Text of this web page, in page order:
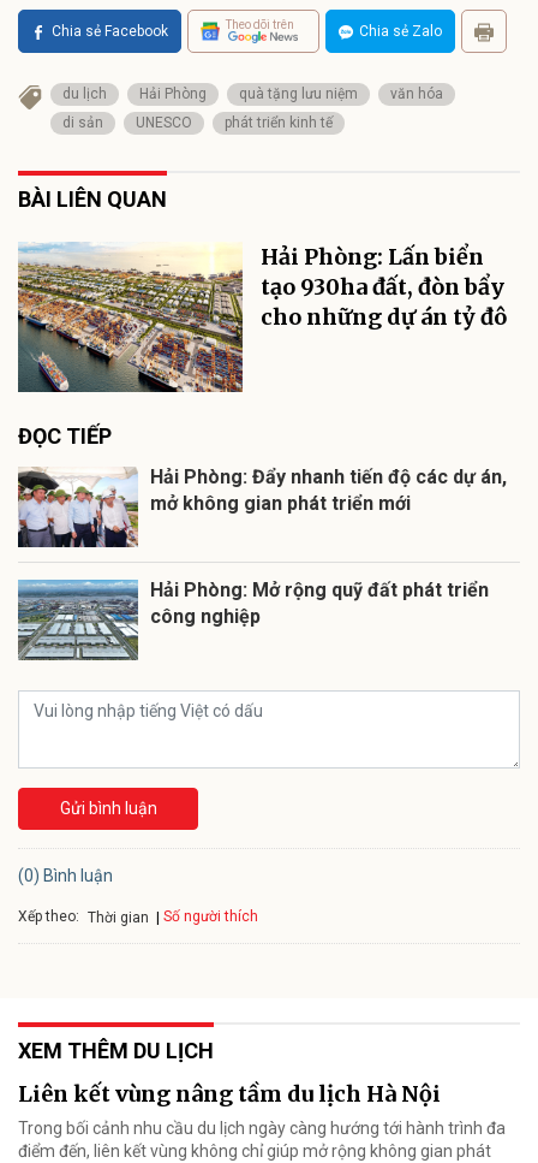
Chia sẻ Facebook Theo dõi trên Chia sẻ Zalo
du lịch Hải Phòng quà tặng lưu niệm
văn hóa
di sản
UNESCO phát triển kinh tế
BÀI LIÊN QUAN
Hải Phòng: Lấn biển
tạo 930ha đất, đòn bẩy
cho những dự án tỷ đô
ĐỌC TIẾP
Hải Phòng: Đẩy nhanh tiến độ các dự án,
mở không gian phát triển mới
Hải Phòng: Mở rộng quỹ đất phát triển
công nghiệp
Gửi bình luận
(0) Bình luận
Xếp theo: Thời gian Số người thích
XEM THÊM DU LỊCH
Liên kết vùng nâng tầm du lịch Hà Nội
Trong bối cảnh nhu cầu du lịch ngày càng hướng tới hành trình đa
điểm đến, liên kết vùng không chỉ giúp mở rộng không gian phát